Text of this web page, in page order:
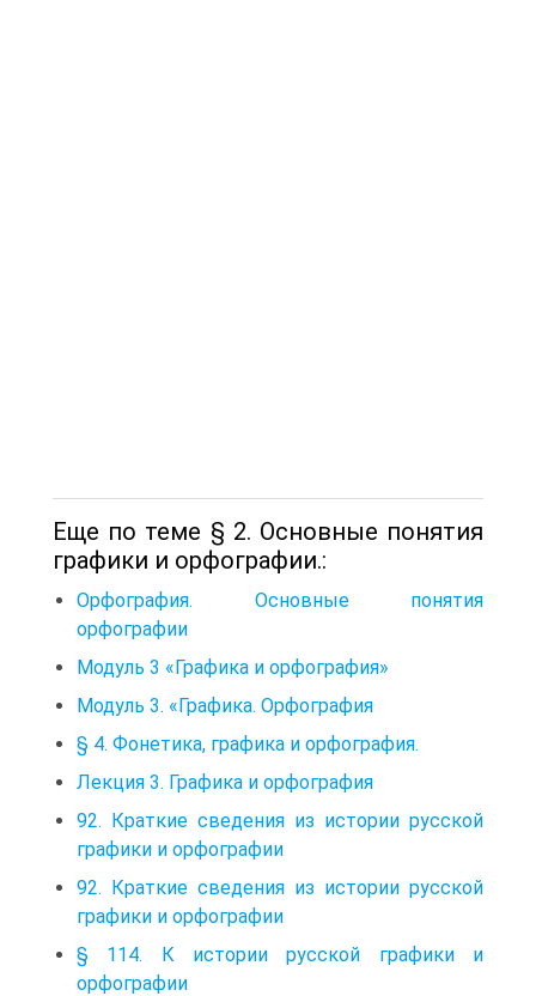
Еще по теме § 2. Основные понятия
графики и орфографии.:
Орфография. Основные понятия
орфографии
Модуль 3 «Графика и орфография»
Модуль 3. «Графика. Орфография
§ 4. Фонетика, графика и орфография.
Лекция 3. Графика и орфография
92. Краткие сведения из истории русской
графики и орфографии
92. Краткие сведения из истории русской
графики и орфографии
§ 114. К истории русской графики и
орфографии